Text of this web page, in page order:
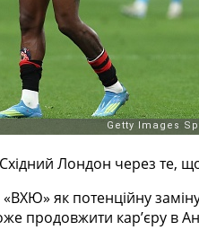
Лондон через те,
«ВХЮ» як потенційну
продовжити кар’єру в